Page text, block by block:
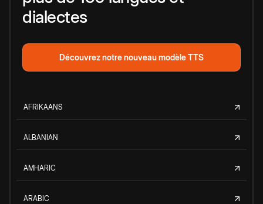
dialectes
Découvrez notre nouveau modèle TTS
AFRIKAANS
ALBANIAN
AMHARIC
ARABIC